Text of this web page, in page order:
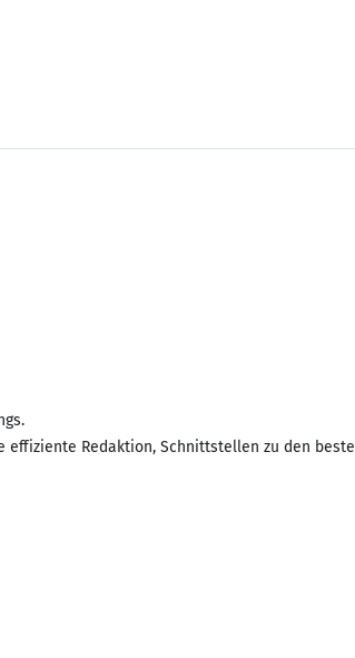
Redaktion, Schnittstellen zu den